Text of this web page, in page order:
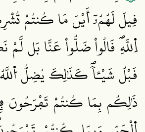
قِيلَ لَهُمُۥٓ أَيْنَ مَا كُنتُمْ
اِ۬للَّهِۖ قَالُواْ ضَلُّواْ عَنَّا بَل
قَبْلُ شَيْـٔاٗۖ كَذَٰلِكَ يُضِلُّ
ذَٰلِكُم بِمَا كُنتُمْ تَفْرَحُونَ